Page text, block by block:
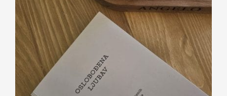
Oslobođena ljubav